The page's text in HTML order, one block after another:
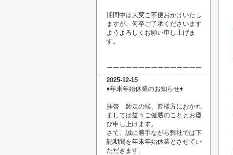
期間中は大変ご不便おかけいたし
ますが、何卒ご了承くださいます
ようよろしくお願い申し上げま
す。
ーーーーーーーーーーーーーーー
2025-12-15
♦︎年末年始休業のお知らせ♦︎
拝啓 師走の候、皆様方におかれ
ましては益々ご健勝のこととお慶
び申し上げます。
さて、誠に勝手ながら弊社では下
記期間を年末年始休業とさせてい
ただきます。